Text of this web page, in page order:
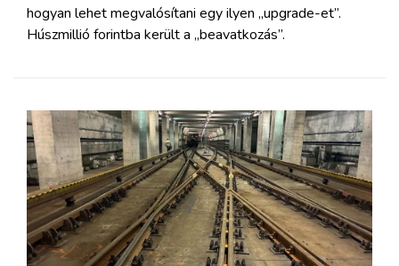
hogyan lehet megvalósítani egy ilyen „upgrade-et”.
Húszmillió forintba került a „beavatkozás”.